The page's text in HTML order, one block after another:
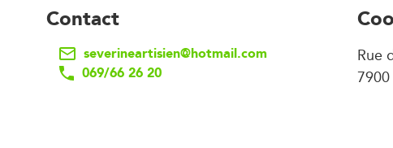
Contact
severineartisien@hotmail.com
069/66 26 20
Rue